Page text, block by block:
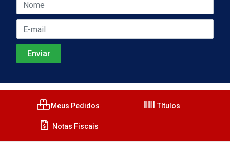
Meus Pedidos Títulos
Notas Fiscais